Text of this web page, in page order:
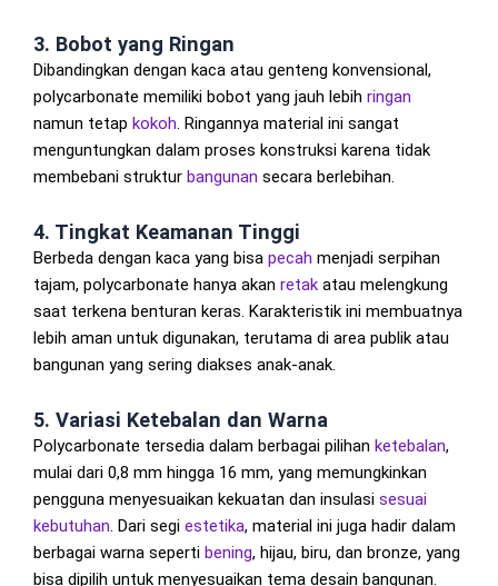
3. Bobot yang Ringan
Dibandingkan dengan kaca atau genteng konvensional,
polycarbonate memiliki bobot yang jauh lebih ringan
namun tetap kokoh. Ringannya material ini sangat
menguntungkan dalam proses konstruksi karena tidak
membebani struktur bangunan secara berlebihan.
4. Tingkat Keamanan Tinggi
Berbeda dengan kaca yang bisa pecah menjadi serpihan
tajam, polycarbonate hanya akan retak atau melengkung
saat terkena benturan keras. Karakteristik ini membuatnya
lebih aman untuk digunakan, terutama di area publik atau
bangunan yang sering diakses anak-anak.
5. Variasi Ketebalan dan Warna
Polycarbonate tersedia dalam berbagai pilihan ketebalan,
mulai dari 0,8 mm hingga 16 mm, yang memungkinkan
pengguna menyesuaikan kekuatan dan insulasi sesuai
kebutuhan. Dari segi estetika, material ini juga hadir dalam
berbagai warna seperti bening, hijau, biru, dan bronze, yang
bisa dipilih untuk menyesuaikan tema desain bangunan.